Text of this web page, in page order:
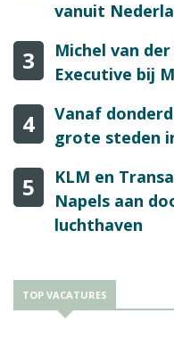
vanuit
3
Michel van
Executive bij
4
Vanaf
grote steden
5
KLM en
Napels aan
luchthaven
TOP VACATURES